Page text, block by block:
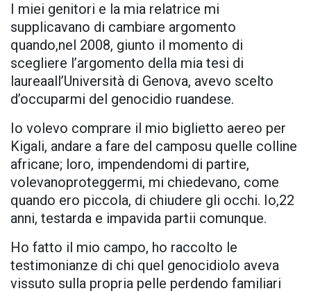
I miei genitori e la mia relatrice mi
supplicavano di cambiare argomento
quando,nel 2008, giunto il momento di
scegliere l’argomento della mia tesi di
laureaall’Università di Genova, avevo scelto
d’occuparmi del genocidio ruandese.
Io volevo comprare il mio biglietto aereo per
Kigali, andare a fare del camposu quelle colline
africane; loro, impendendomi di partire,
volevanoproteggermi, mi chiedevano, come
quando ero piccola, di chiudere gli occhi. Io,22
anni, testarda e impavida partii comunque.
Ho fatto il mio campo, ho raccolto le
testimonianze di chi quel genocidiolo aveva
vissuto sulla propria pelle perdendo familiari